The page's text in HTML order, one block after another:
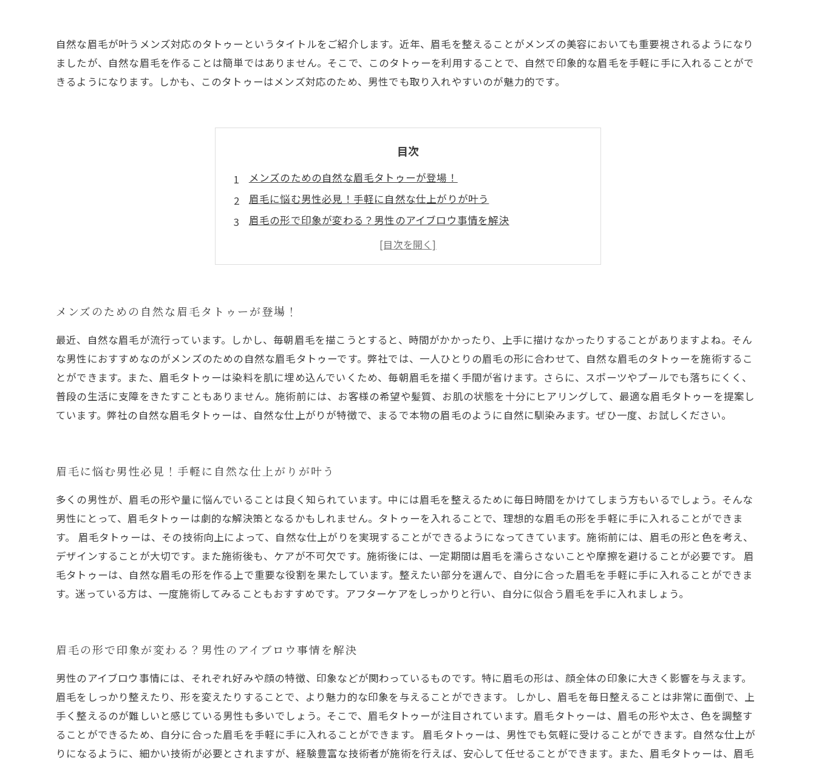
自然な眉毛が叶うメンズ対応のタトゥーというタイトルをご紹介します。近年、眉毛を整えることがメンズの美容においても重要視されるようになり
ましたが、自然な眉毛を作ることは簡単ではありません。そこで、このタトゥーを利用することで、自然で印象的な眉毛を手軽に手に入れることがで
きるようになります。しかも、このタトゥーはメンズ対応のため、男性でも取り入れやすいのが魅力的です。
目次
メンズのための自然な眉毛タトゥーが登場！
眉毛に悩む男性必見！手軽に自然な仕上がりが叶う
眉毛の形で印象が変わる？男性のアイブロウ事情を解決
タトゥーで毎朝の眉毛描きを卒業！男性でも堂々と美眉を手に入れよう
自然な立体感と毛流れで、眉毛に悩む男性の救世主に
メンズのための自然な眉毛タトゥーが登場！
最近、自然な眉毛が流行っています。しかし、毎朝眉毛を描こうとすると、時間がかかったり、上手に描けなかったりすることがありますよね。そん
な男性におすすめなのがメンズのための自然な眉毛タトゥーです。弊社では、一人ひとりの眉毛の形に合わせて、自然な眉毛のタトゥーを施術するこ
とができます。また、眉毛タトゥーは染料を肌に埋め込んでいくため、毎朝眉毛を描く手間が省けます。さらに、スポーツやプールでも落ちにくく、
普段の生活に支障をきたすこともありません。施術前には、お客様の希望や髪質、お肌の状態を十分にヒアリングして、最適な眉毛タトゥーを提案し
ています。弊社の自然な眉毛タトゥーは、自然な仕上がりが特徴で、まるで本物の眉毛のように自然に馴染みます。ぜひ一度、お試しください。
眉毛に悩む男性必見！手軽に自然な仕上がりが叶う
多くの男性が、眉毛の形や量に悩んでいることは良く知られています。中には眉毛を整えるために毎日時間をかけてしまう方もいるでしょう。そんな
男性にとって、眉毛タトゥーは劇的な解決策となるかもしれません。タトゥーを入れることで、理想的な眉毛の形を手軽に手に入れることができま
す。 眉毛タトゥーは、その技術向上によって、自然な仕上がりを実現することができるようになってきています。施術前には、眉毛の形と色を考え、
デザインすることが大切です。また施術後も、ケアが不可欠です。施術後には、一定期間は眉毛を濡らさないことや摩擦を避けることが必要です。 眉
毛タトゥーは、自然な眉毛の形を作る上で重要な役割を果たしています。整えたい部分を選んで、自分に合った眉毛を手軽に手に入れることができま
す。迷っている方は、一度施術してみることもおすすめです。アフターケアをしっかりと行い、自分に似合う眉毛を手に入れましょう。
眉毛の形で印象が変わる？男性のアイブロウ事情を解決
男性のアイブロウ事情には、それぞれ好みや顔の特徴、印象などが関わっているものです。特に眉毛の形は、顔全体の印象に大きく影響を与えます。
眉毛をしっかり整えたり、形を変えたりすることで、より魅力的な印象を与えることができます。 しかし、眉毛を毎日整えることは非常に面倒で、上
手く整えるのが難しいと感じている男性も多いでしょう。そこで、眉毛タトゥーが注目されています。眉毛タトゥーは、眉毛の形や太さ、色を調整す
ることができるため、自分に合った眉毛を手軽に手に入れることができます。 眉毛タトゥーは、男性でも気軽に受けることができます。自然な仕上が
りになるように、細かい技術が必要とされますが、経験豊富な技術者が施術を行えば、安心して任せることができます。また、眉毛タトゥーは、眉毛